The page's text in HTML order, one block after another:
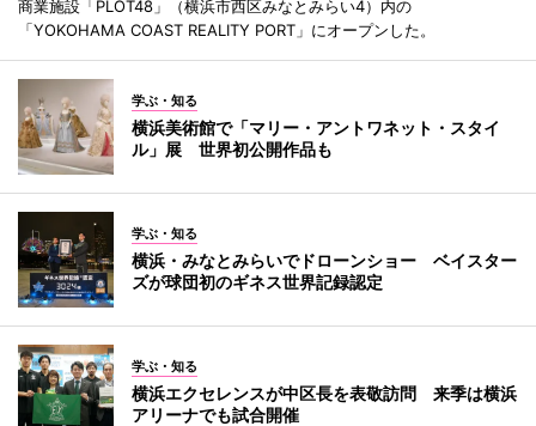
商業施設「PLOT48」（横浜市西区みなとみらい4）内の
「YOKOHAMA COAST REALITY PORT」にオープンした。
学ぶ・知る
横浜美術館で「マリー・アントワネット・スタイ
ル」展 世界初公開作品も
学ぶ・知る
横浜・みなとみらいでドローンショー ベイスター
ズが球団初のギネス世界記録認定
学ぶ・知る
横浜エクセレンスが中区長を表敬訪問 来季は横浜
アリーナでも試合開催